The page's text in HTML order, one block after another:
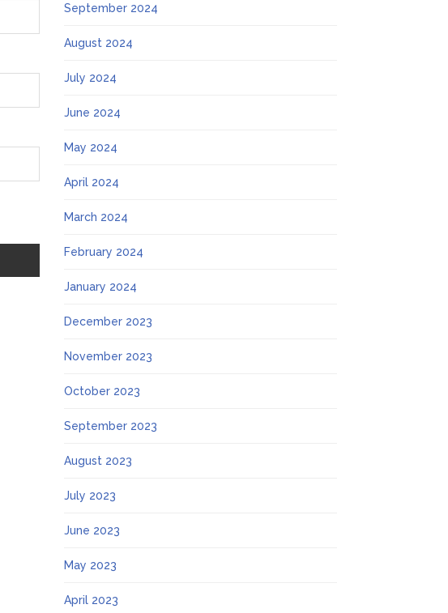
September 2024
August 2024
July 2024
June 2024
May 2024
April 2024
March 2024
February 2024
January 2024
December 2023
November 2023
October 2023
September 2023
August 2023
July 2023
June 2023
May 2023
April 2023